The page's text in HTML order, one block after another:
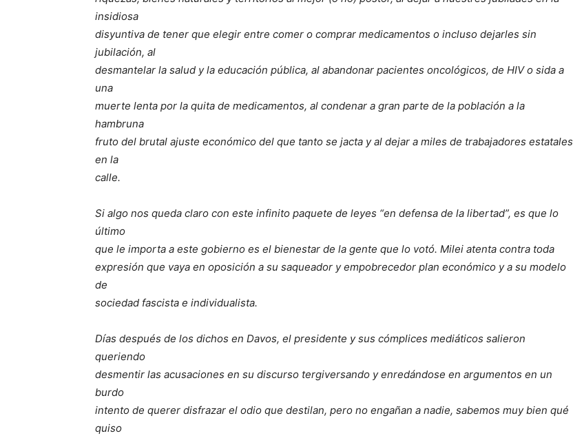
insidiosa
disyuntiva de tener que elegir entre comer o comprar medicamentos o incluso dejarles sin
jubilación, al
desmantelar la salud y la educación pública, al abandonar pacientes oncológicos, de HIV o sida a
una
muerte lenta por la quita de medicamentos, al condenar a gran parte de la población a la
hambruna
fruto del brutal ajuste económico del que tanto se jacta y al dejar a miles de trabajadores estatales
en la
calle.
Si algo nos queda claro con este infinito paquete de leyes “en defensa de la libertad”, es que lo
último
que le importa a este gobierno es el bienestar de la gente que lo votó. Milei atenta contra toda
expresión que vaya en oposición a su saqueador y empobrecedor plan económico y a su modelo
de
sociedad fascista e individualista.
Días después de los dichos en Davos, el presidente y sus cómplices mediáticos salieron
queriendo
desmentir las acusaciones en su discurso tergiversando y enredándose en argumentos en un
burdo
intento de querer disfrazar el odio que destilan, pero no engañan a nadie, sabemos muy bien qué
quiso